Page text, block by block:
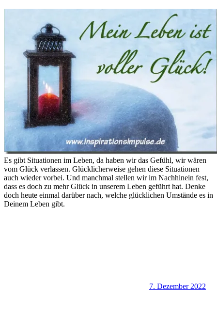
Es gibt Situationen im Leben, da haben wir das Gefühl, wir wären
vom Glück verlassen. Glücklicherweise gehen diese Situationen
auch wieder vorbei. Und manchmal stellen wir im Nachhinein fest,
dass es doch zu mehr Glück in unserem Leben geführt hat. Denke
doch heute einmal darüber nach, welche glücklichen Umstände es in
Deinem Leben gibt.
7. Dezember 2022